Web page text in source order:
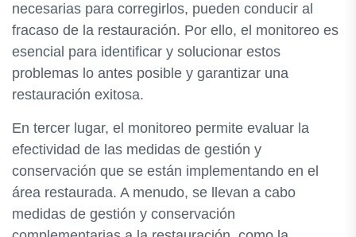
necesarias para corregirlos, pueden conducir al
fracaso de la restauración. Por ello, el monitoreo es
esencial para identificar y solucionar estos
problemas lo antes posible y garantizar una
restauración exitosa.
En tercer lugar, el monitoreo permite evaluar la
efectividad de las medidas de gestión y
conservación que se están implementando en el
área restaurada. A menudo, se llevan a cabo
medidas de gestión y conservación